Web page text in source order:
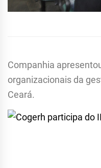
Companhia
organizacionais da
Ceará.